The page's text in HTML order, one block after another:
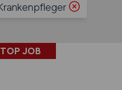
TOP JOB